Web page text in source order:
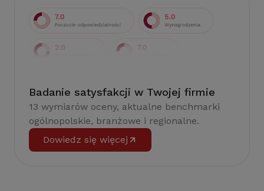
Badanie satysfakcji w Twojej firmie
13 wymiarów oceny, aktualne benchmarki
ogólnopolskie, branżowe i regionalne.
Dowiedz się więcej